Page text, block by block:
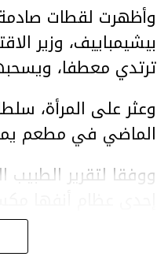
وأظهرت لقطات
بيشيمباييف، وزير
ترتدي معطفا،
الماضي في مطعم
ووفقا لتقرير